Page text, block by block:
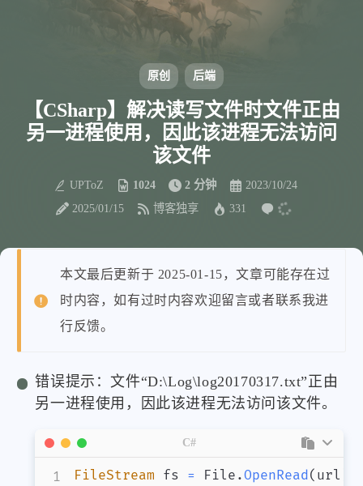
原创 后端
【CSharp】解决读写文件时文件正由
另一进程使用，因此该进程无法访问
该文件
UPToZ 1024 2 分钟
2023/10/24
2025/01/15
博客独享 331
本文最后更新于 2025-01-15，文章可能存在过
时内容，如有过时内容欢迎留言或者联系我进
行反馈。
错误提示：文件“D:\Log\log20170317.txt”正由
另一进程使用，因此该进程无法访问该文件。
FileStream fs = File .OpenRead( url
C#